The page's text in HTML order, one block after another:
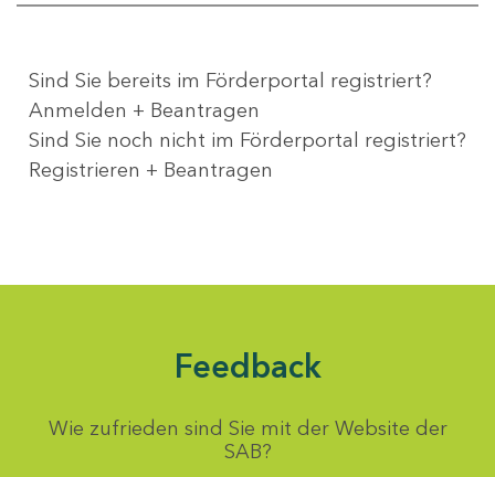
Sind Sie bereits im Förderportal registriert?
Anmelden + Beantragen
Sind Sie noch nicht im Förderportal registriert?
Registrieren + Beantragen
Feedback
Wie zufrieden sind Sie mit der Website der
SAB?